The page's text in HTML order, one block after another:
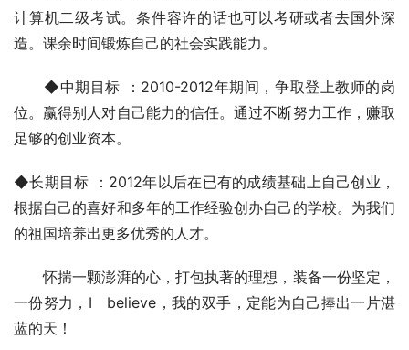
计算机二级考试。条件容许的话也可以考研或者去国外深
造。课余时间锻炼自己的社会实践能力。
◆中期目标 ：2010-2012年期间，争取登上教师的岗
位。赢得别人对自己能力的信任。通过不断努力工作，赚取
足够的创业资本。
◆长期目标 ：2012年以后在已有的成绩基础上自己创业，
根据自己的喜好和多年的工作经验创办自己的学校。为我们
的祖国培养出更多优秀的人才。
怀揣一颗澎湃的心，打包执著的理想，装备一份坚定，
一份努力，I　believe，我的双手，定能为自己捧出一片湛
蓝的天！